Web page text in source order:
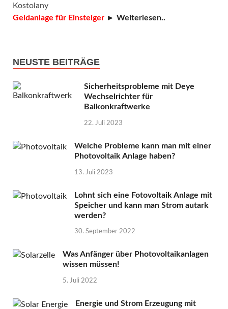
Kostolany
Geldanlage für Einsteiger ► Weiterlesen..
NEUSTE BEITRÄGE
Sicherheitsprobleme mit Deye
Wechselrichter für
Balkonkraftwerke
22. Juli 2023
Welche Probleme kann man mit einer
Photovoltaik Anlage haben?
13. Juli 2023
Lohnt sich eine Fotovoltaik Anlage mit
Speicher und kann man Strom autark
werden?
30. September 2022
Was Anfänger über Photovoltaikanlagen
wissen müssen!
5. Juli 2022
Energie und Strom Erzeugung mit